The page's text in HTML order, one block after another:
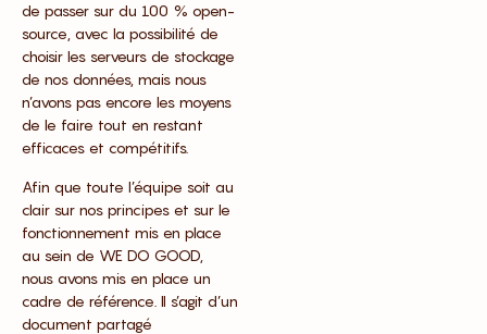
de passer sur du 100 % open-
source, avec la possibilité de
choisir les serveurs de stockage
de nos données, mais nous
n’avons pas encore les moyens
de le faire tout en restant
efficaces et compétitifs.
Afin que toute l’équipe soit au
clair sur nos principes et sur le
fonctionnement mis en place
au sein de WE DO GOOD,
nous avons mis en place un
cadre de référence. Il s’agit d’un
document partagé